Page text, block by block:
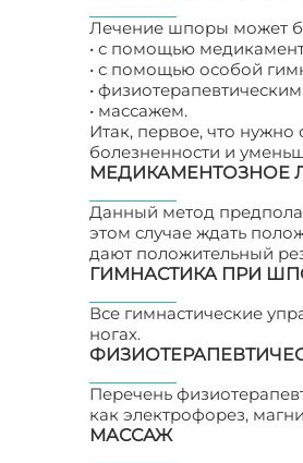
Лечение шпоры может
• с помощью
• с помощью особой
•
• массажем.
Итак, первое, что
болезненности и
МЕДИКАМЕНТОЗНОЕ
Данный метод
этом случае ждать
дают положительный
ГИМНАСТИКА ПРИ
Все гимнастические
ногах.
Перечень
как электрофорез,
МАССАЖ